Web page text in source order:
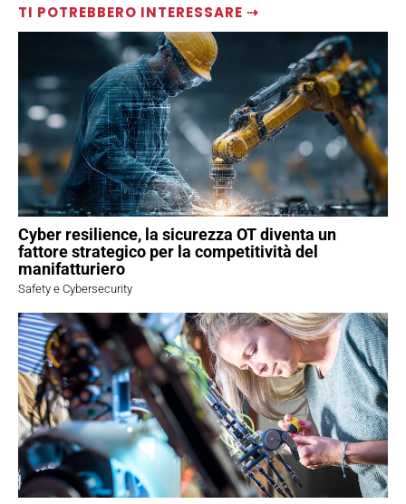
TI POTREBBERO INTERESSARE ⇢
Cyber resilience, la sicurezza OT diventa un
fattore strategico per la competitività del
manifatturiero
Safety e Cybersecurity